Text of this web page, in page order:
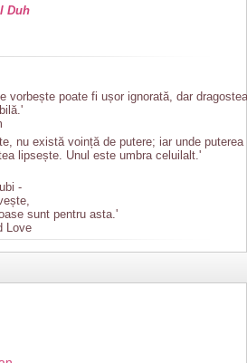
Duh
vorbește poate fi ușor ignorată, dar dragostea
nu există voință de putere; iar unde puterea
lipsește. Unul este umbra celuilalt.'
-
sunt pentru asta.'
Love